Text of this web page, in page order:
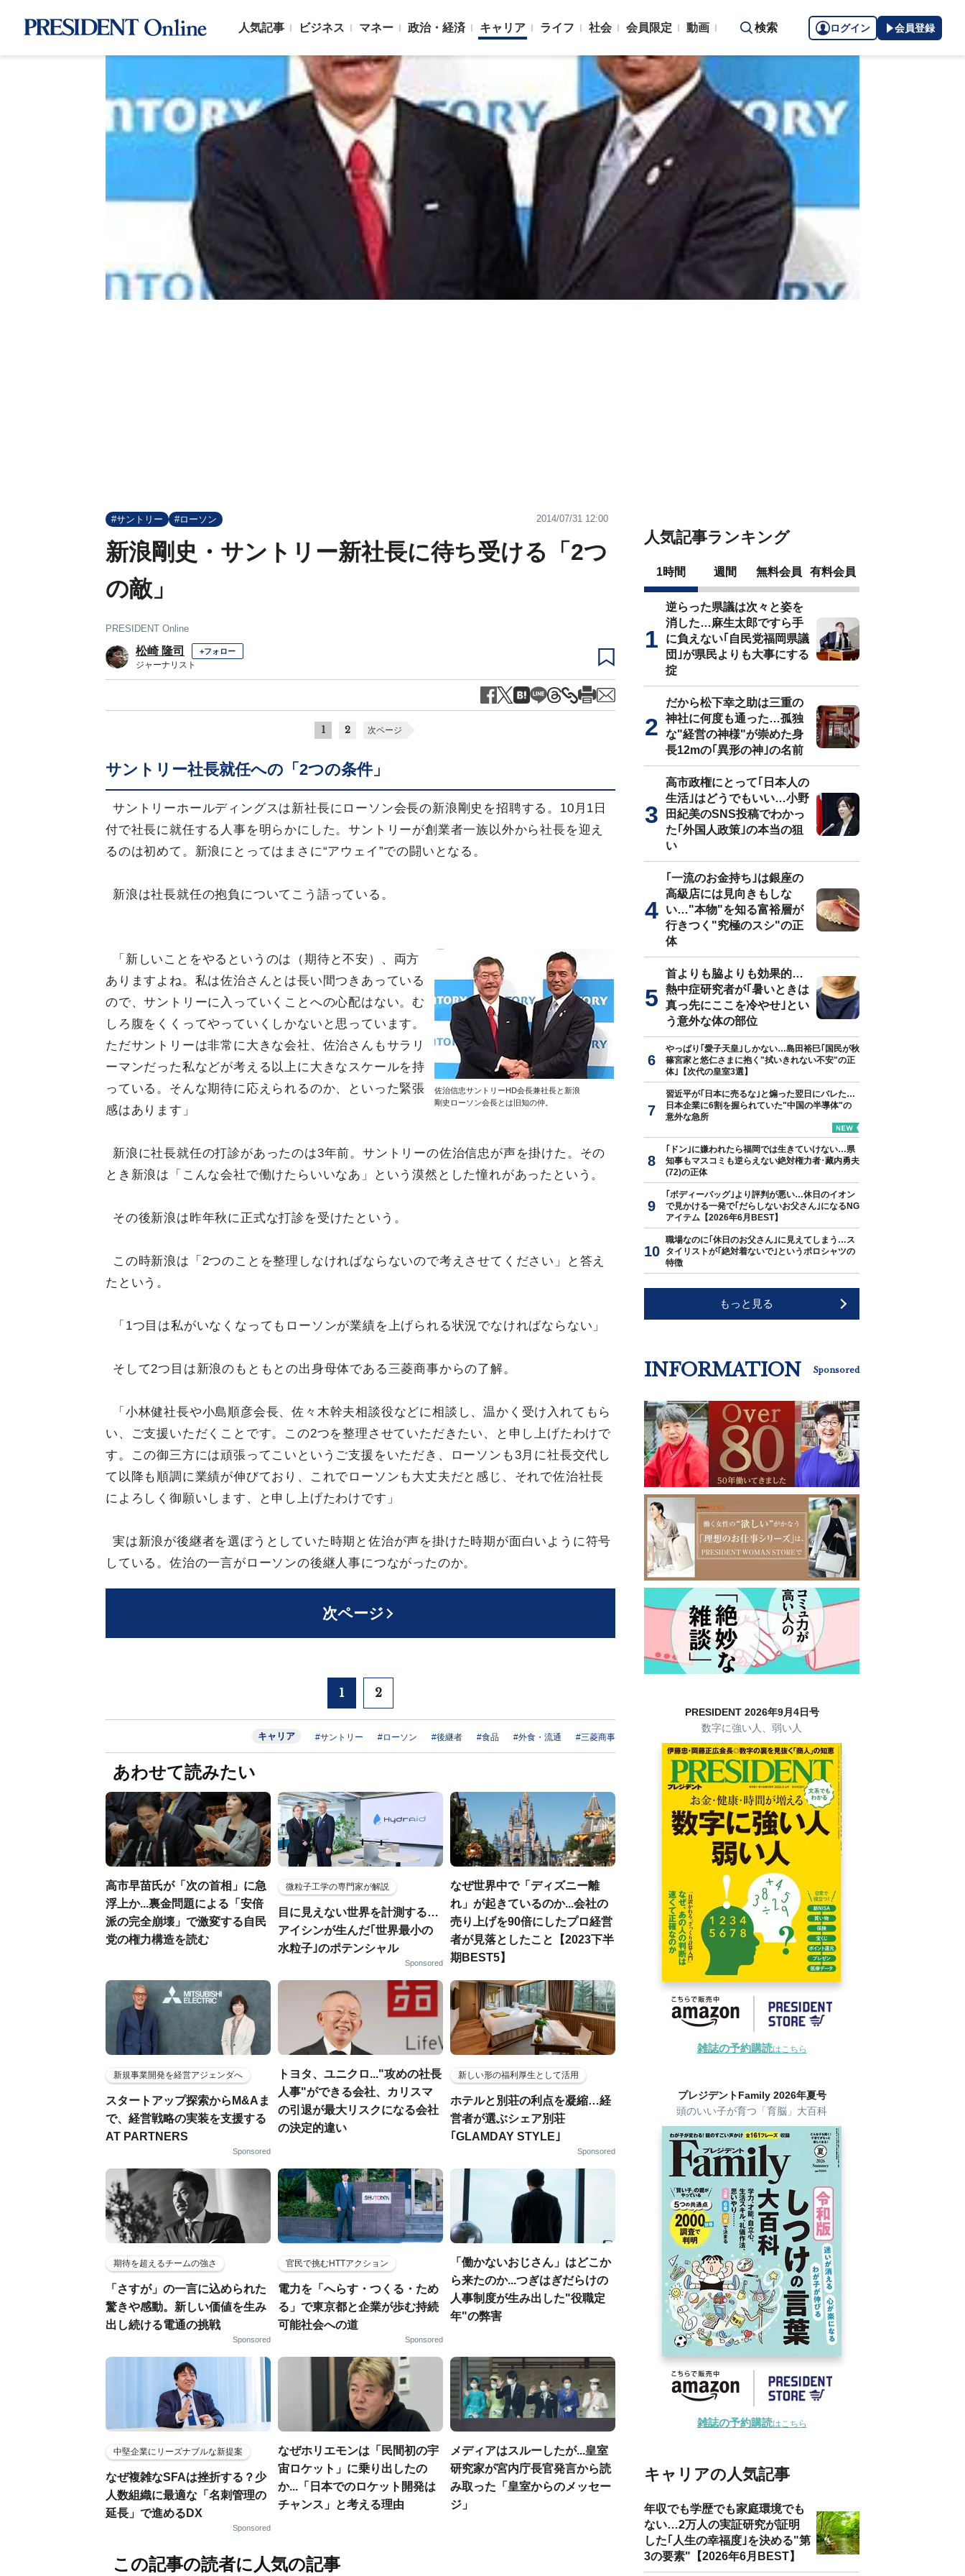
人気記事 ビジネス マネー 政治・経済 キャリア ライフ 社会 会員限定 動画 検索 ログイン 会員登録
#サントリー #ローソン 2014/07/31 12:00
新浪剛史・サントリー新社長に待ち受ける「2つ
の敵」
PRESIDENT Online
松崎 隆司 +フォロー
ジャーナリスト
1 2 次ページ
サントリー社長就任への「2つの条件」
サントリーホールディングスは新社長にローソン会長の新浪剛史を招聘する。10月1日
付で社長に就任する人事を明らかにした。サントリーが創業者一族以外から社長を迎え
るのは初めて。新浪にとってはまさに“アウェイ”での闘いとなる。
新浪は社長就任の抱負についてこう語っている。
佐治信忠サントリーHD会長兼社長と新浪
剛史ローソン会長とは旧知の仲。
「新しいことをやるというのは（期待と不安）、両方
ありますよね。私は佐治さんとは長い間つきあっている
ので、サントリーに入っていくことへの心配はない。む
しろ腹をくくってやっていくしかないと思っています。
ただサントリーは非常に大きな会社、佐治さんもサラリ
ーマンだった私などが考える以上に大きなスケールを持
っている。そんな期待に応えられるのか、といった緊張
感はあります」
新浪に社長就任の打診があったのは3年前。サントリーの佐治信忠が声を掛けた。その
とき新浪は「こんな会社で働けたらいいなあ」という漠然とした憧れがあったという。
その後新浪は昨年秋に正式な打診を受けたという。
この時新浪は「2つのことを整理しなければならないので考えさせてください」と答え
たという。
「1つ目は私がいなくなってもローソンが業績を上げられる状況でなければならない」
そして2つ目は新浪のもともとの出身母体である三菱商事からの了解。
「小林健社長や小島順彦会長、佐々木幹夫相談役などに相談し、温かく受け入れてもら
い、ご支援いただくことです。この2つを整理させていただきたい、と申し上げたわけで
す。この御三方には頑張ってこいというご支援をいただき、ローソンも3月に社長交代し
て以降も順調に業績が伸びており、これでローソンも大丈夫だと感じ、それで佐治社長
によろしく御願いします、と申し上げたわけです」
実は新浪が後継者を選ぼうとしていた時期と佐治が声を掛けた時期が面白いように符号
している。佐治の一言がローソンの後継人事につながったのか。
次ページ
1 2
キャリア #サントリー #ローソン #後継者 #食品 #外食・流通 #三菱商事
あわせて読みたい
高市早苗氏が「次の首相」に急
浮上か...裏金問題による「安倍
派の完全崩壊」で激変する自民
党の権力構造を読む
微粒子工学の専門家が解説
目に見えない世界を計測する…
アイシンが生んだ｢世界最小の
水粒子｣のポテンシャル
Sponsored
なぜ世界中で「ディズニー離
れ」が起きているのか...会社の
売り上げを90倍にしたプロ経営
者が見落としたこと【2023下半
期BEST5】
新規事業開発を経営アジェンダへ
スタートアップ探索からM&Aま
で、経営戦略の実装を支援する
AT PARTNERS
Sponsored
トヨタ、ユニクロ..."攻めの社長
人事"ができる会社、カリスマ
の引退が最大リスクになる会社
の決定的違い
新しい形の福利厚生として活用
ホテルと別荘の利点を凝縮…経
営者が選ぶシェア別荘
｢GLAMDAY STYLE｣
Sponsored
期待を超えるチームの強さ
「さすが」の一言に込められた
驚きや感動。新しい価値を生み
出し続ける電通の挑戦
Sponsored
官民で挑むHTTアクション
電力を「へらす・つくる・ため
る」で東京都と企業が歩む持続
可能社会への道
Sponsored
「働かないおじさん」はどこか
ら来たのか...つぎはぎだらけの
人事制度が生み出した"役職定
年"の弊害
中堅企業にリーズナブルな新提案
なぜ複雑なSFAは挫折する？少
人数組織に最適な「名刺管理の
延長」で進めるDX
Sponsored
なぜホリエモンは「民間初の宇
宙ロケット」に乗り出したの
か...「日本でのロケット開発は
チャンス」と考える理由
メディアはスルーしたが...皇室
研究家が宮内庁長官発言から読
み取った「皇室からのメッセー
ジ」
この記事の読者に人気の記事
人気記事ランキング
1時間 週間 無料会員 有料会員
逆らった県議は次々と姿を
消した…麻生太郎ですら手
に負えない｢自民党福岡県議
団｣が県民よりも大事にする
掟
だから松下幸之助は三重の
神社に何度も通った…孤独
な"経営の神様"が崇めた身
長12mの｢異形の神｣の名前
高市政権にとって｢日本人の
生活｣はどうでもいい…小野
田紀美のSNS投稿でわかっ
た｢外国人政策｣の本当の狙
い
｢一流のお金持ち｣は銀座の
高級店には見向きもしな
い…"本物"を知る富裕層が
行きつく"究極のスシ"の正
体
首よりも脇よりも効果的…
熱中症研究者が｢暑いときは
真っ先にここを冷やせ｣とい
う意外な体の部位
やっぱり｢愛子天皇｣しかない…島田裕巳｢国民が秋
篠宮家と悠仁さまに抱く"拭いきれない不安"の正
体｣【次代の皇室3選】
習近平が｢日本に売るな｣と煽った翌日にバレた…
日本企業に6割を握られていた"中国の半導体"の
意外な急所
｢ドン｣に嫌われたら福岡では生きていけない…県
知事もマスコミも逆らえない絶対権力者･藏内勇夫
(72)の正体
｢ボディーバッグ｣より評判が悪い…休日のイオン
で見かける一発で｢だらしないお父さん｣になるNG
アイテム【2026年6月BEST】
職場なのに｢休日のお父さん｣に見えてしまう…ス
タイリストが｢絶対着ないで｣というポロシャツの
特徴
もっと見る
INFORMATION Sponsored
PRESIDENT 2026年9月4日号
数字に強い人、弱い人
雑誌の予約購読はこちら
プレジデントFamily 2026年夏号
頭のいい子が育つ「育脳」大百科
雑誌の予約購読はこちら
キャリアの人気記事
年収でも学歴でも家庭環境でも
ない…2万人の実証研究が証明
した｢人生の幸福度｣を決める"第
3の要素"【2026年6月BEST】